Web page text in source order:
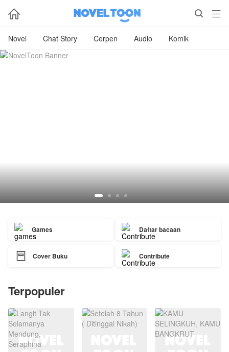
  
Novel Chat Story Cerpen Audio Komik
Games Daftar bacaan
 Cover Buku Contribute
Terpopuler